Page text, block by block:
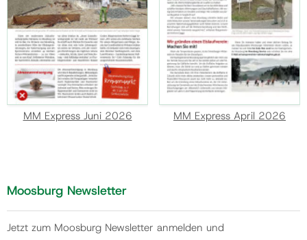
MM Express Juni 2026 MM Express April 2026
Moosburg Newsletter
Jetzt zum Moosburg Newsletter anmelden und